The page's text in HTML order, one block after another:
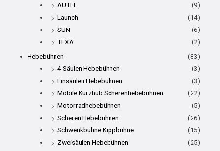
AUTEL
(9)
Launch
(14)
SUN
(6)
TEXA
(2)
Hebebühnen
(83)
4 Säulen Hebebühnen
(3)
Einsäulen Hebebühnen
(3)
Mobile Kurzhub Scherenhebebühnen
(22)
Motorradhebebühnen
(5)
Scheren Hebebühnen
(26)
Schwenkbühne Kippbühne
(15)
Zweisäulen Hebebühnen
(25)